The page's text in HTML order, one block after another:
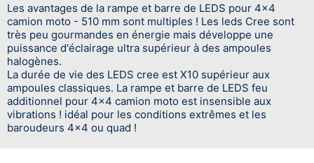
Les avantages de la rampe et barre de LEDS pour 4x4
camion moto - 510 mm sont multiples ! Les leds Cree sont
très peu gourmandes en énergie mais développe une
puissance d'éclairage ultra supérieur à des ampoules
halogènes.
La durée de vie des LEDS cree est X10 supérieur aux
ampoules classiques. La rampe et barre de LEDS feu
additionnel pour 4x4 camion moto est insensible aux
vibrations ! idéal pour les conditions extrêmes et les
baroudeurs 4x4 ou quad !